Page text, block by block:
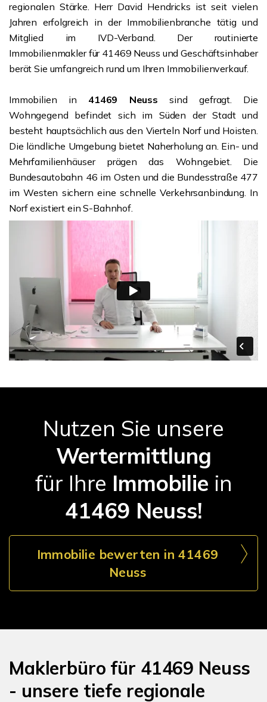
regionalen Stärke. Herr David Hendricks ist seit vielen
Jahren erfolgreich in der Immobilienbranche tätig und
Mitglied im IVD-Verband. Der routinierte
Immobilienmakler für 41469 Neuss und Geschäftsinhaber
berät Sie umfangreich rund um Ihren Immobilienverkauf.
Immobilien in 41469 Neusssind gefragt. Die
Wohngegend befindet sich im Süden der Stadt und
besteht hauptsächlich aus den Vierteln Norf und Hoisten.
Die ländliche Umgebung bietet Naherholung an. Ein- und
Mehrfamilienhäuser prägen das Wohngebiet. Die
Bundesautobahn 46 im Osten und die Bundesstraße 477
im Westen sichern eine schnelle Verkehrsanbindung. In
Norf existiert ein S-Bahnhof.
Nutzen Sie unsere
Wertermittlung
für Ihre Immobilie in
41469 Neuss!
Immobilie bewerten in 41469
Neuss
Maklerbüro für 41469 Neuss
- unsere tiefe regionale